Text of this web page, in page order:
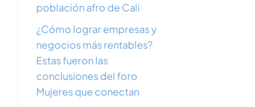
población afro de Cali
¿Cómo lograr empresas y
negocios más rentables?
Estas fueron las
conclusiones del foro
Mujeres que conectan